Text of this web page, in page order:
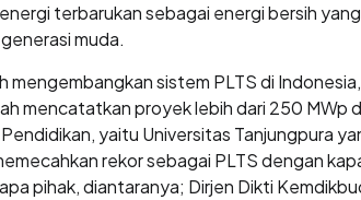
terbarukan sebagai energi bersih
muda.
sistem PLTS di Indonesia,
mencatatkan proyek lebih dari 250 MWp
yaitu Universitas Tanjungpura
rekor sebagai PLTS dengan
pihak, diantaranya; Dirjen Dikti